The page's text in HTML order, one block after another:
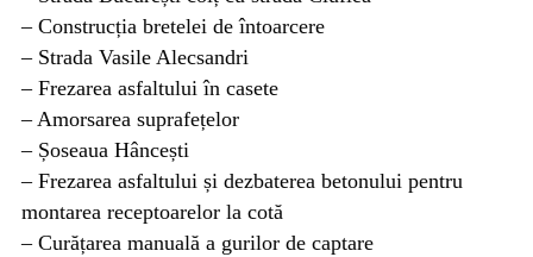
– Construcția bretelei de întoarcere
– Strada Vasile Alecsandri
– Frezarea asfaltului în casete
– Amorsarea suprafețelor
– Șoseaua Hâncești
– Frezarea asfaltului și dezbaterea betonului pentru
montarea receptoarelor la cotă
– Curățarea manuală a gurilor de captare